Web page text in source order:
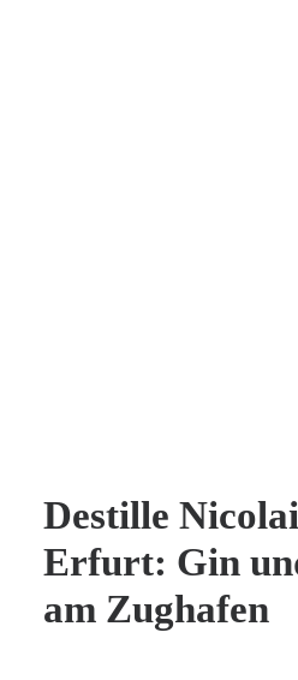
Destille
Erfurt: Gin
am Zughafen